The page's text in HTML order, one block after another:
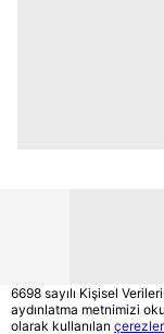
6698 sayılı Kişisel
aydınlatma metnimizi
olarak kullanılan